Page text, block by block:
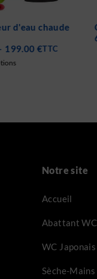
Chocolatière noire
Choix des options
Notre site
Accueil
Abattant
WC Japonais
Sèche-Mains